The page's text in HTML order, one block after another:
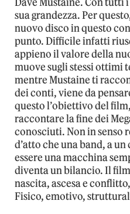
sua grandezza. Per
nuovo disco in questo
punto. Difficile infatti
appieno il valore della
muove sugli stessi ottimi
mentre Mustaine ti
dei conti, viene da
questo l’obiettivo del
raccontare la fine dei
conosciuti. Non in senso
d’atto che una band, a
essere una macchina
diventa un bilancio. Il
nascita, ascesa e
Fisico, emotivo,